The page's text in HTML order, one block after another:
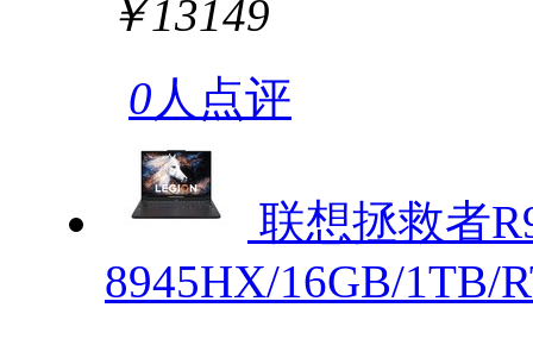
￥13149
0人点评
联想拯救者
8945HX/16GB/1TB/